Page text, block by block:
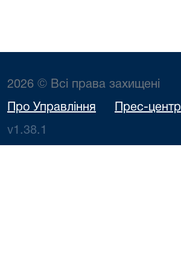
2026 © Всі права захищені
Про Управління Прес-центр
v1.38.1